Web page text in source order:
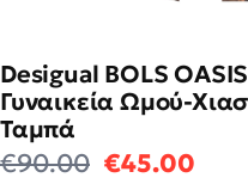
Desigual BOLS
Γυναικεία Ωμού-
Ταμπά
€90.00 Original
€45.00